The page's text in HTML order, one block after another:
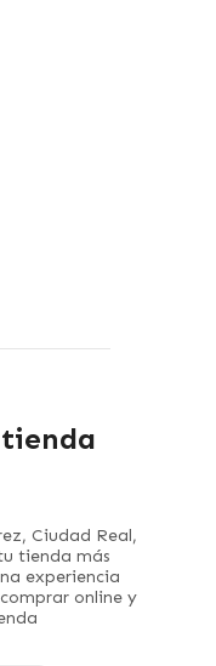
Ciudad Real,
tienda más
experiencia
comprar online y